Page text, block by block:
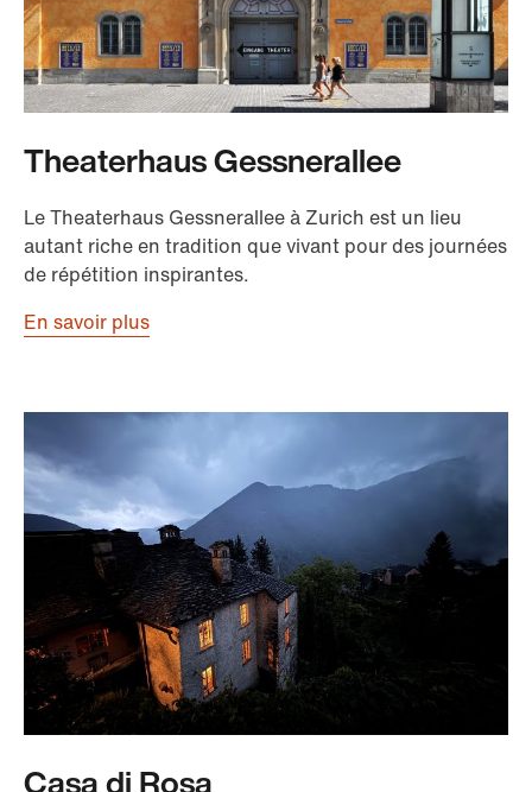
Theaterhaus Gessnerallee
Le Theaterhaus Gessnerallee à Zurich est un lieu
autant riche en tradition que vivant pour des journées
de répétition inspirantes.
En savoir plus
Casa di Rosa